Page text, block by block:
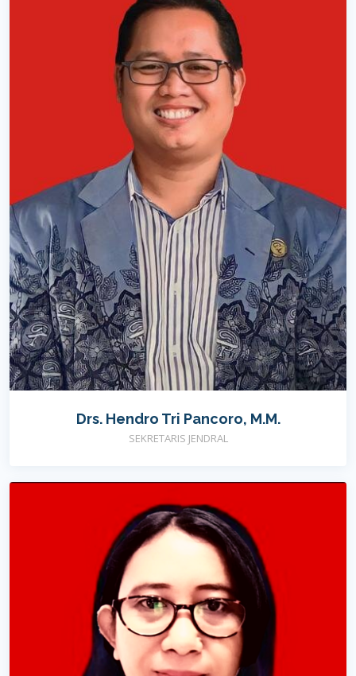
Drs. Hendro Tri Pancoro, M.M.
SEKRETARIS JENDRAL